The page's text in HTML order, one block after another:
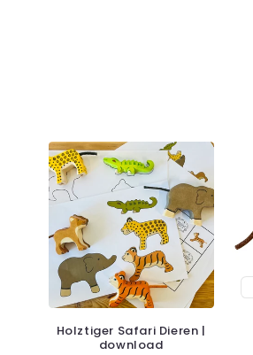
Holztiger Safari Dieren |
download